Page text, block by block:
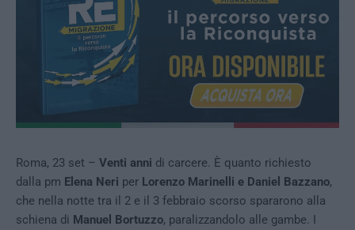
Roma, 23 set – Venti anni di carcere. È quanto richiesto
dalla pm Elena Neri per Lorenzo Marinelli e Daniel Bazzano,
che nella notte tra il 2 e il 3 febbraio scorso spararono alla
schiena di Manuel Bortuzzo, paralizzandolo alle gambe. I